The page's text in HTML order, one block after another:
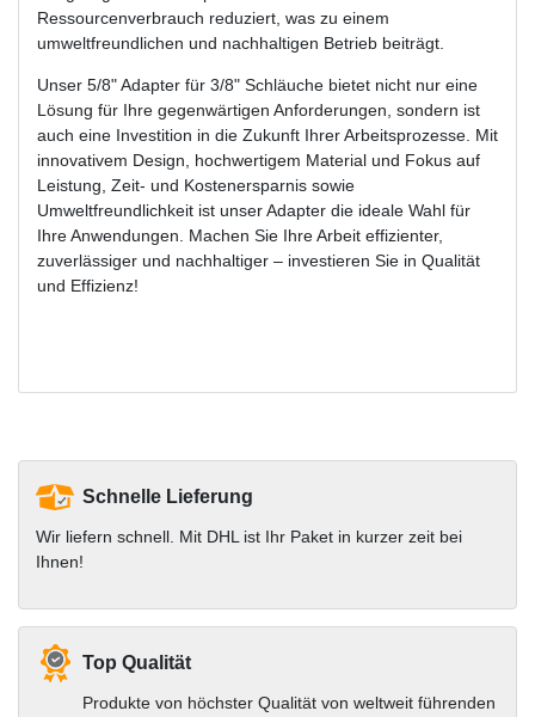
Ressourcenverbrauch reduziert, was zu einem
umweltfreundlichen und nachhaltigen Betrieb beiträgt.
Unser 5/8" Adapter für 3/8" Schläuche bietet nicht nur eine
Lösung für Ihre gegenwärtigen Anforderungen, sondern ist
auch eine Investition in die Zukunft Ihrer Arbeitsprozesse. Mit
innovativem Design, hochwertigem Material und Fokus auf
Leistung, Zeit- und Kostenersparnis sowie
Umweltfreundlichkeit ist unser Adapter die ideale Wahl für
Ihre Anwendungen. Machen Sie Ihre Arbeit effizienter,
zuverlässiger und nachhaltiger – investieren Sie in Qualität
und Effizienz!
Schnelle Lieferung
Wir liefern schnell. Mit DHL ist Ihr Paket in kurzer zeit bei
Ihnen!
Top Qualität
Produkte von höchster Qualität von weltweit führenden